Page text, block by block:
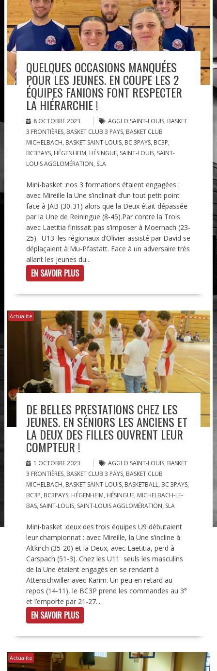
QUELQUES OCCASIONS MANQUÉES
POUR LES JEUNES. EN COUPE LES 2
ÉQUIPES FANIONS FONT RESPECTER
LA HIÉRARCHIE !
8 OCTOBRE 2023 AGGLO SAINT-LOUIS, BASKET
3 FRONTIÈRES, BASKET CLUB 3 PAYS, BASKET CLUB
MICHELBACH, BASKET SAINT-LOUIS, BC 3PAYS, BC3P,
BC3PAYS, HÉGENHEIM, HÉSINGUE, SAINT-LOUIS, SAINT-
LOUIS AGGLOMÉRATION, SLA
Mini-basket :nos 3 formations étaient engagées :
avec Mireille la Une s’inclinait d’un tout petit point
face à JAB (30-31) alors que la Deux était dépassée
par la Une de Reiningue (8-45).Par contre la Trois
avec Laetitia finissait pas s’imposer à Moernach (23-
25). U13 :les régionaux d’Olivier assisté par David se
déplaçaient à Mu-Pfastatt. Face à un adversaire très
allant les jeunes du...
EN SAVOIR PLUS
Actualite
DE BELLES PRESTATIONS CHEZ LES
JEUNES. EN SÉNIORS LES ANCIENS ET
LA DEUX DES FILLES OUVRENT LEUR
COMPTEUR !
1 OCTOBRE 2023 AGGLO SAINT-LOUIS, BASKET
3 FRONTIÈRES, BASKET CLUB 3 PAYS, BASKET CLUB
MICHELBACH, BASKET SAINT-LOUIS, BASKETBALL, BC 3PAYS,
BC3P, BC3PAYS, HÉGENHEIM, HÉSINGUE, MICHELBACH-LE-
BAS, SAINT-LOUIS, SAINT-LOUIS AGGLOMÉRATION, SLA
Mini-basket :deux des trois équipes U9 débutaient
leur championnat : avec Mireille, la Une s’incline à
Altkirch (35-20) et la Deux, avec Laetitia, perd à
Carspach (51-3). Chez les U11 seuls les masculins
de la Une étaient engagés en se rendant à
Attenschwiller avec Karim. Un peu en retard au
repos (14-11), le BC3P prend les commandes au 3°
et l’emporte par 21-27....
EN SAVOIR PLUS
Actualite